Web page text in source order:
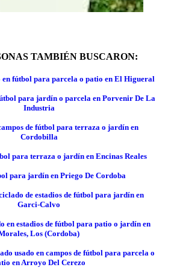
TAMBIÉN BUSCARON:
en fútbol para parcela o patio en El Higueral
para jardín o parcela en Porvenir De La
Industria
de fútbol para terraza o jardín en
Cordobilla
para terraza o jardín en Encinas Reales
para jardín en Priego De Cordoba
de estadios de fútbol para jardín en
Garci-Calvo
en estadios de fútbol para patio o jardín en
Los (Cordoba)
usado en campos de fútbol para parcela o
en Arroyo Del Cerezo